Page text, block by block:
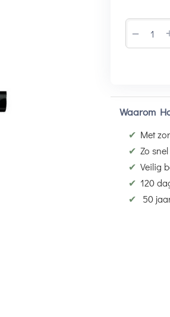
−
Waarom
✔ Met
✔ Zo
✔ Veilig
✔ 120
✔
50